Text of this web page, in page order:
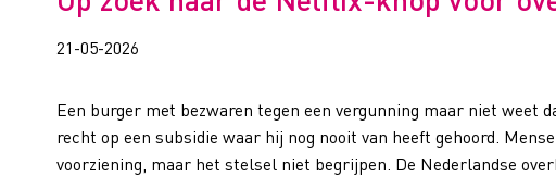
21-05-2026
Een burger met bezwaren tegen een vergunning maar niet weet
recht op een subsidie waar hij nog nooit van heeft gehoord.
voorziening, maar het stelsel niet begrijpen. De Nederlandse